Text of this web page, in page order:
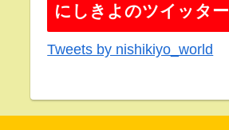
にしきよのツイッター
Tweets by nishikiyo_world